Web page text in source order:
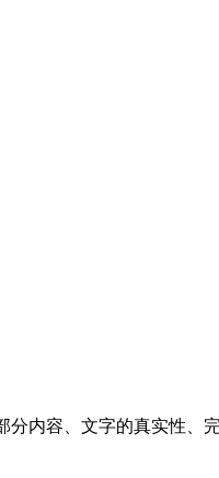
内容、文字的真实性、